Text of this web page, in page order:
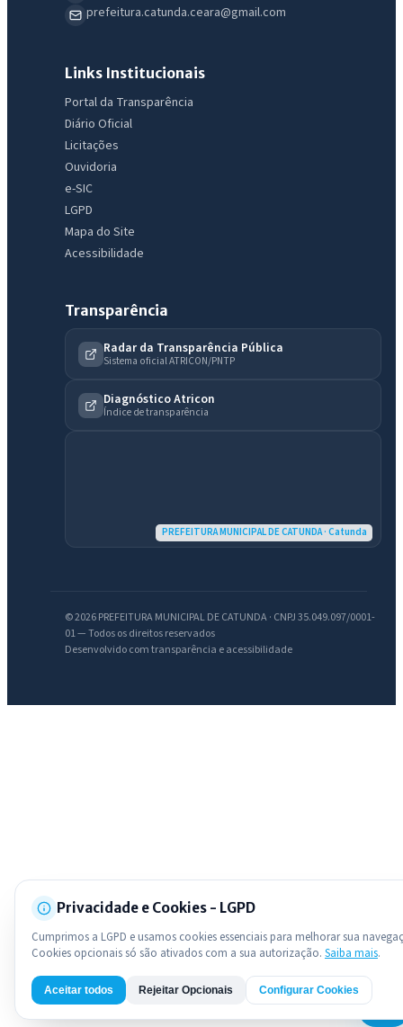
prefeitura.catunda.ceara@gmail.com
Links Institucionais
Portal da Transparência
Diário Oficial
Licitações
Ouvidoria
e-SIC
LGPD
Mapa do Site
Acessibilidade
Transparência
Radar da Transparência Pública
Sistema oficial ATRICON/PNTP
Diagnóstico Atricon
Índice de transparência
PREFEITURA MUNICIPAL DE CATUNDA · Catunda
© 2026 PREFEITURA MUNICIPAL DE CATUNDA · CNPJ 35.049.097/0001-
01 — Todos os direitos reservados
Desenvolvido com transparência e acessibilidade
Privacidade e Cookies - LGPD
Cumprimos a LGPD e usamos cookies essenciais para melhorar sua
Cookies opcionais só são ativados com a sua autorização. Saiba mais.
Aceitar todos Rejeitar Opcionais Configurar Cookies
Assistente do Portal
licitações, estrutura ou transparência do município.
Licitações abertas Carta de serviços Diário Oficial